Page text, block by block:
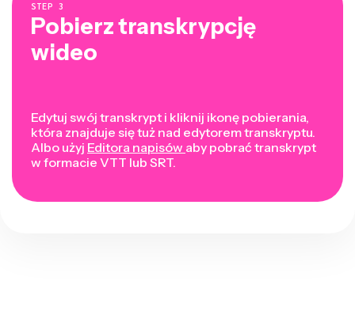
STEP 3
Pobierz transkrypcję
wideo
Edytuj swój transkrypt i kliknij ikonę pobierania,
która znajduje się tuż nad edytorem transkryptu.
Albo użyj Editora napisów aby pobrać transkrypt
w formacie VTT lub SRT.